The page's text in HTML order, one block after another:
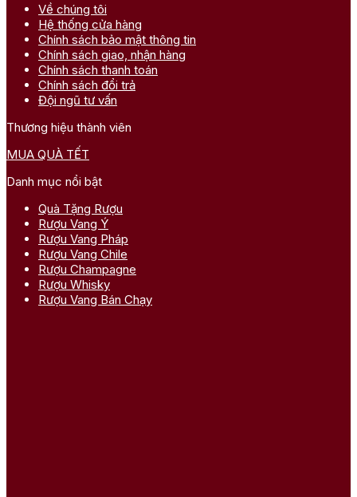
Khi mua tạiWineVN
Hộp quà biếu sang trọng, đóng gói chuyên nghiệp, phù
hợp cho Tết và các dịp trọng đại.
Rượu XO Brandy France chính ngạch, tem nhập khẩu và
hóa đơn đầy đủ.
Chính sách chiết khấu hấp dẫn khi mua số lượng lớn hoặc
đơn hàng doanh nghiệp.
Giao hàng toàn quốc, hỗ trợ gói quà theo yêu cầu và bảo
đảm an toàn tuyệt đối khi vận chuyển.
hàng với giá ưu đãi nhất!
Về chúng tôi
Hệ thống cửa hàng
Chính sách bảo mật thông tin
Chính sách giao, nhận hàng
Chính sách thanh toán
Chính sách đổi trả
Đội ngũ tư vấn
Thương hiệu thành viên
MUA QUÀ TẾT
Danh mục nổi bật
Quà Tặng Rượu
Rượu Vang Ý
Rượu Vang Pháp
Rượu Vang Chile
Rượu Champagne
Rượu Whisky
Rượu Vang Bán Chạy